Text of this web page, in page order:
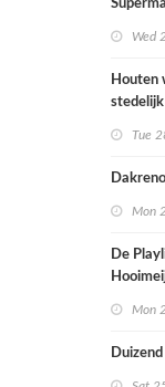
Wed
Houten
Tue
Mon
De
Mon